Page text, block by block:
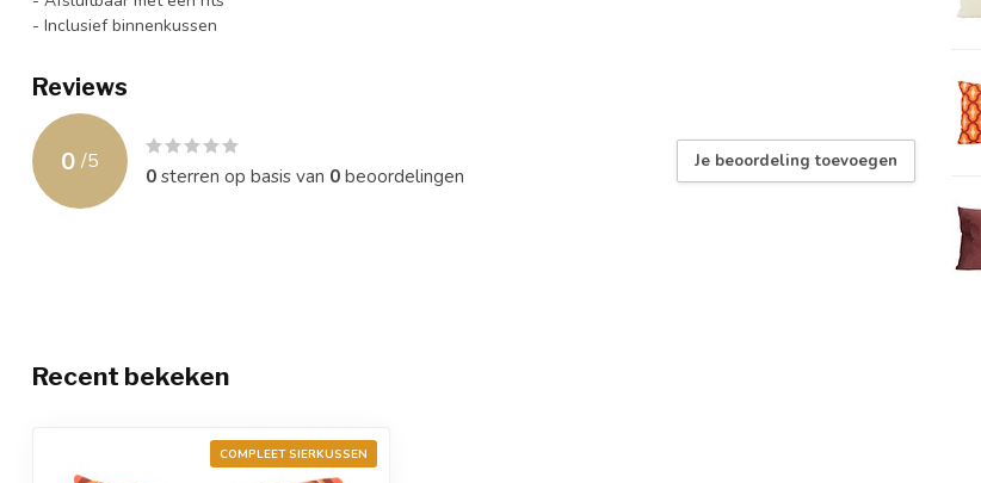
- Inclusief binnenkussen
Reviews
0 /5
0sterren op basis van 0beoordelingen
Je beoordeling toevoegen
Recent bekeken
COMPLEET SIERKUSSEN